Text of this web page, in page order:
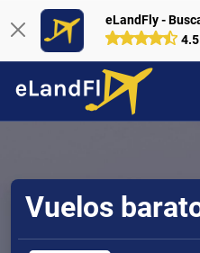
eLandFly -
4.5
Vuelos